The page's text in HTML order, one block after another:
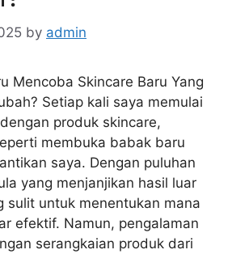
by admin
Mencoba Skincare Baru Yang
Setiap kali saya memulai
produk skincare,
membuka babak baru
saya. Dengan puluhan
yang menjanjikan hasil luar
sulit untuk menentukan mana
efektif. Namun, pengalaman
serangkaian produk dari